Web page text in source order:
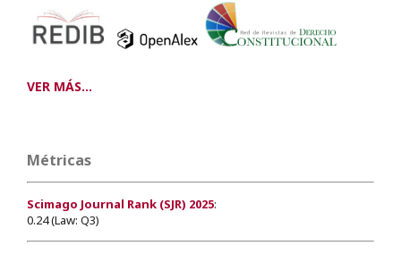
VER MÁS...
Métricas
Scimago Journal Rank (SJR) 2025:
0.24 (Law: Q3)